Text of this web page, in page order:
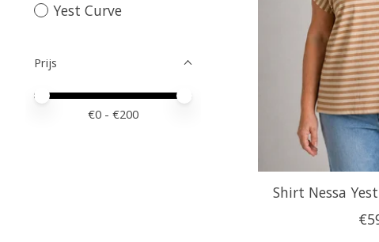
Yest Curve
Prijs
Minimale prijswaarde
Price maximum value
€0 - €200
Shirt Nessa